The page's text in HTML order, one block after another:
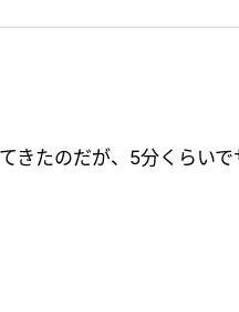
きたのだが、5分くらい